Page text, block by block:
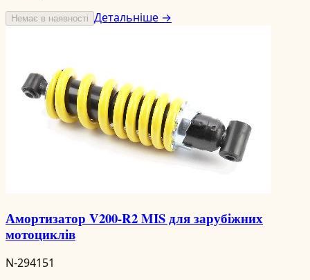
Немає в наявності Детальніше →
Амортизатор V200-R2 MIS для зарубіжних
мотоциклів
N-294151